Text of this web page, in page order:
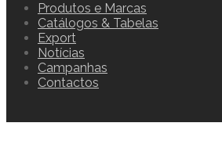
Produtos e Marcas
Catálogos & Tabelas
Export
Notícias
Campanhas
Contactos